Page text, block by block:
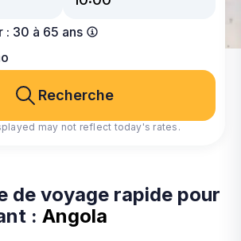
: 30 à 65 ans
Recherche
may not reflect today's rates.
de voyage rapide pour
: Angola